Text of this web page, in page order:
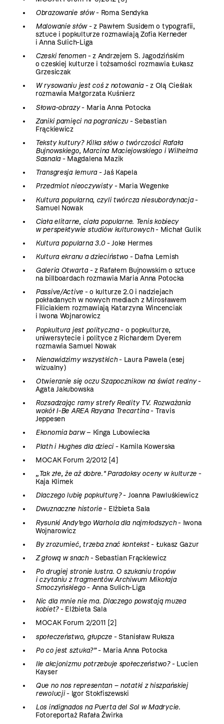
Obrazowanie słów- Roma Sendyka
Malowanie słów- z Pawłem Susidem o typografii,
sztuce i popkulturze rozmawiają Zofia Kerneder
i Anna Sulich-Liga
Czeski fenomen- z Andrzejem S. Jagodzińskim
o czeskiej kulturze i tożsamości rozmawia Łukasz
Grzesiczak
W rysowaniu jest coś z notowania- z Olą Cieślak
rozmawia Małgorzata Kuśnierz
Słowa-obrazy- Maria Anna Potocka
Zaniki pamięci na pograniczu- Sebastian
Frąckiewicz
Teksty kultury? Kilka słów o twórczości Rafała
Bujnowskiego, Marcina Maciejowskiego i Wilhelma
Sasnala- Magdalena Mazik
Transgresja lemura- Jaś Kapela
Przedmiot nieoczywisty- Maria Wegenke
Kultura popularna, czyli twórcza niesubordynacja-
Samuel Nowak
Ciała elitarne, ciała popularne. Tenis kobiecy
w perspektywie studiów kulturowych- Michał Gulik
Kultura popularna 3.0- Joke Hermes
Kultura ekranu a dzieciństwo - Dafna Lemish
Galeria Otwarta- z Rafałem Bujnowskim o sztuce
na billboardach rozmawia Maria Anna Potocka
Passive/Active - o kulturze 2.0 i nadziejach
pokładanych w nowych mediach z Mirosławem
Filiciakiem rozmawiają Katarzyna Wincenciak
i Iwona Wojnarowicz
Popkultura jest polityczna- o popkulturze,
uniwersytecie i polityce z Richardem Dyerem
rozmawia Samuel Nowak
Nienawidzimy wszystkich- Laura Pawela (esej
wizualny)
Otwieranie się oczu Szapocznikow na świat realny-
Agata Jakubowska
Rozsadzając ramy strefy Reality TV. Rozważania
wokół I-Be AREA Rayana Trecartina- Travis
Jeppesen
Ekonomia barw– Kinga Lubowiecka
Plath i Hughes dla dzieci- Kamila Kowerska
MOCAK Forum 2/2012 [4]
„Tak złe, że aż dobre." Paradoksy oceny w kulturze -
Kaja Klimek
Dlaczego lubię popkulturę?- Joanna Pawluśkiewicz
Dwuznaczne historie- Elżbieta Sala
Rysunki Andy’ego Warhola dla najmłodszych- Iwona
Wojnarowicz
By zrozumieć, trzeba znać kontekst- Łukasz Gazur
Z głową w snach- Sebastian Frąckiewicz
Po drugiej stronie lustra. O szukaniu tropów
i czytaniu z fragmentów Archiwum Mikołaja
Smoczyńskiego- Anna Sulich-Liga
Nic dla mnie nie ma. Dlaczego powstają muzea
kobiet?- Elżbieta Sala
MOCAK Forum 2/2011 [2]
społeczeństwo, głupcze- Stanisław Ruksza
Po co jest sztuka?”- Maria Anna Potocka
Ile akcjonizmu potrzebuje społeczeństwo?- Lucien
Kayser
Que no nos representan – notatki z hiszpańskiej
rewolucji- Igor Stokfiszewski
Los indignados na Puerta del Sol w Madrycie.
Fotoreportaż Rafała Żwirka